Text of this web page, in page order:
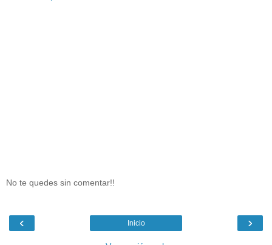
No te quedes sin comentar!!
‹ ›
Inicio